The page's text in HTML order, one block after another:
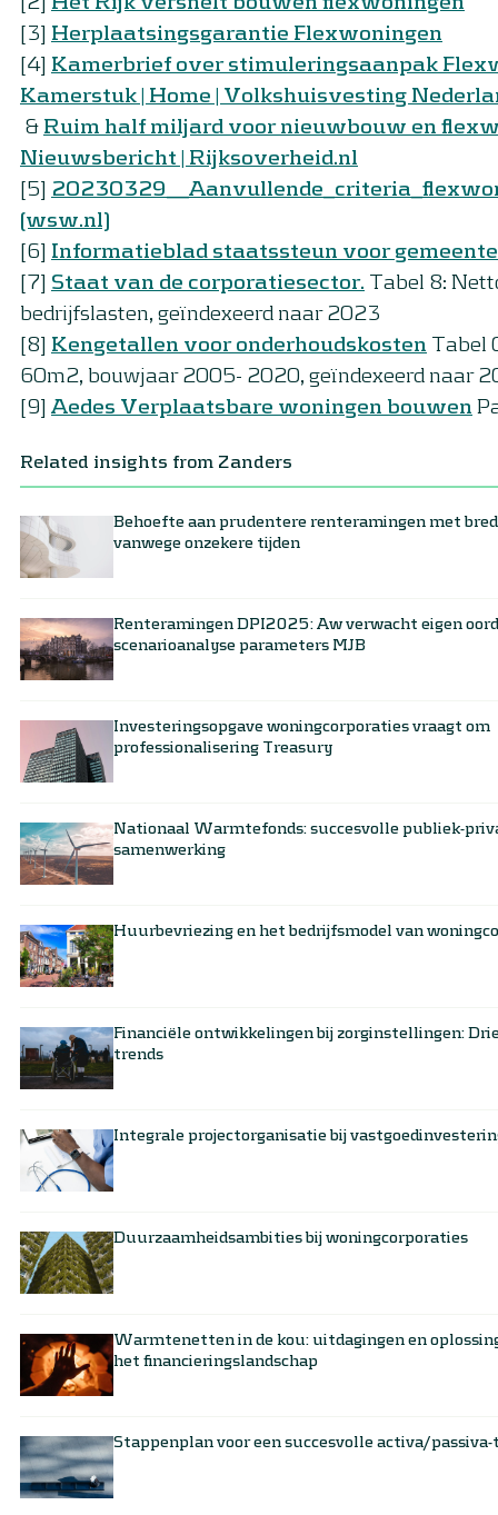
[3] Herplaatsingsgarantie Flexwoningen
[4] Kamerbrief over stimuleringsaanpak
Kamerstuk | Home | Volkshuisvesting
& Ruim half miljard voor nieuwbouw en
Nieuwsbericht | Rijksoverheid.nl
[5]
(wsw.nl)
[6] Informatieblad staatssteun voor
[7] Staat van de corporatiesector. Tabel 8:
bedrijfslasten, geïndexeerd naar 2023
[8] Kengetallen voor onderhoudskosten Tabel
60m2, bouwjaar 2005- 2020, geïndexeerd naar
[9] Aedes Verplaatsbare woningen bouwen
Related insights from Zanders
Behoefte aan prudentere renteramingen met
vanwege onzekere tijden
Renteramingen DPI2025: Aw verwacht eigen
scenarioanalyse parameters MJB
Investeringsopgave woningcorporaties vraagt om
professionalisering Treasury
Nationaal Warmtefonds: succesvolle publiek-
samenwerking
Huurbevriezing en het bedrijfsmodel van
Financiële ontwikkelingen bij zorginstellingen:
trends
Integrale projectorganisatie bij
Duurzaamheidsambities bij woningcorporaties
Warmtenetten in de kou: uitdagingen en
het financieringslandschap
Stappenplan voor een succesvolle activa/